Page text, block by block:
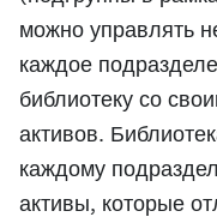
можно управлять
каждое
библиотеку со
активов.
каждому
активы, которые